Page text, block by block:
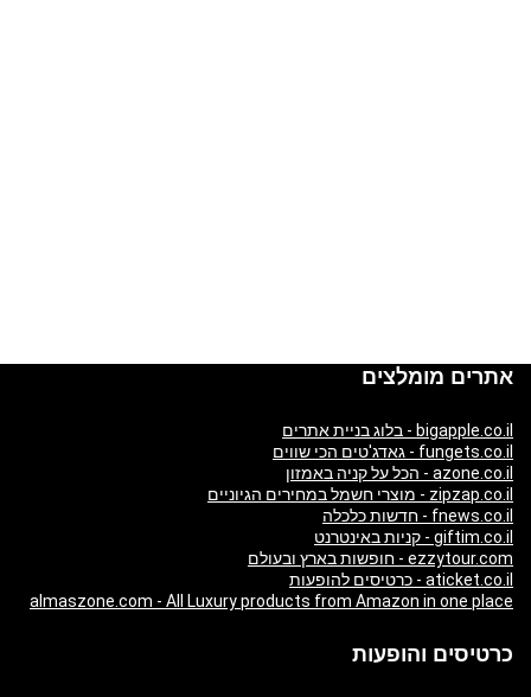
אתרים מומלצים
bigapple.co.il - בלוג בניית אתרים
fungets.co.il - גאדג'טים הכי שווים
azone.co.il - הכל על קניה באמזון
zipzap.co.il - מוצרי חשמל במחירים הגיוניים
fnews.co.il - חדשות כלכלה
giftim.co.il - קניות באינטרנט
ezzytour.com - חופשות בארץ ובעולם
aticket.co.il - כרטיסים להופעות
almaszone.com - All Luxury products from Amazon in one place
כרטיסים והופעות